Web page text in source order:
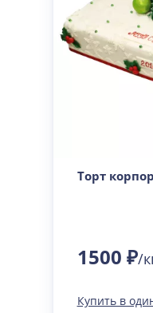
Торт
1500 ₽/
Купить в